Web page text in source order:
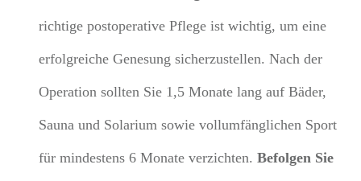
richtige postoperative Pflege ist wichtig, um eine
erfolgreiche Genesung sicherzustellen. Nach der
Operation sollten Sie 1,5 Monate lang auf Bäder,
Sauna und Solarium sowie vollumfänglichen Sport
für mindestens 6 Monate verzichten. Befolgen Sie